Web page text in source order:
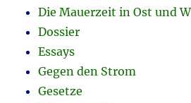
Die Mauerzeit in Ost und
Dossier
Essays
Gegen den Strom
Gesetze